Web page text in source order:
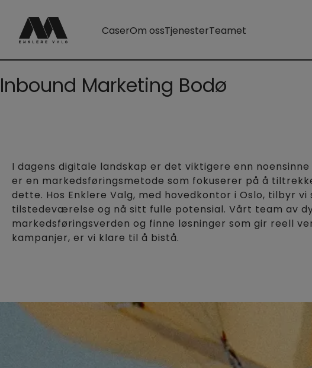
CaserOm ossTjenesterTeamet
Inbound Marketing Bodø
I dagens digitale landskap er det viktigere enn
er en markedsføringsmetode som fokuserer på å
dette. Hos Enklere Valg, med hovedkontor i Oslo, tilbyr
tilstedeværelse og nå sitt fulle potensial. Vårt team av
markedsføringsverden og finne løsninger som gir reell
kampanjer, er vi klare til å bistå.